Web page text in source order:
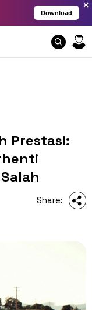
Download
×
Prestasi:
Share: